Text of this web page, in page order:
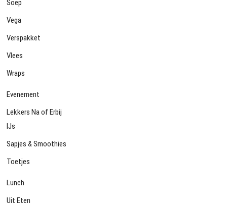
Soep
Vega
Verspakket
Vlees
Wraps
Evenement
Lekkers Na of Erbij
IJs
Sapjes & Smoothies
Toetjes
Lunch
Uit Eten